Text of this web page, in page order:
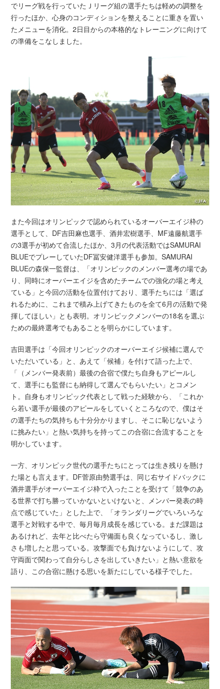
でリーグ戦を行っていたＪリーグ組の選手たちは軽めの調整を
行ったほか、心身のコンディションを整えることに重きを置い
たメニューを消化。2日目からの本格的なトレーニングに向けて
の準備をこなしました。
また今回はオリンピックで認められているオーバーエイジ枠の
選手として、DF吉田麻也選手、酒井宏樹選手、MF遠藤航選手
の3選手が初めて合流したほか、3月の代表活動ではSAMURAI
BLUEでプレーしていたDF冨安健洋選手も参加。SAMURAI
BLUEの森保一監督は、「オリンピックのメンバー選考の場であ
り、同時にオーバーエイジを含めたチームでの強化の場と考え
ている」と今回の活動を位置付けており、選手たちには「選ば
れるために、これまで積み上げてきたものを全て6月の活動で発
揮してほしい」とも表明。オリンピックメンバーの18名を選ぶ
ための最終選考でもあることを明らかにしています。
吉田選手は「今回オリンピックのオーバーエイジ候補に選んで
いただいている」と、あえて「候補」を付けて語った上で、
「（メンバー発表前）最後の合宿で僕たち自身もアピールし
て、選手にも監督にも納得して選んでもらいたい」とコメン
ト。自身もオリンピック代表として戦った経験から、「これか
ら若い選手が最後のアピールをしていくところなので、僕はそ
の選手たちの気持ちも十分分かりますし、そこに恥じないよう
に挑みたい」と熱い気持ちを持ってこの合宿に合流することを
明かしています。
一方、オリンピック世代の選手たちにとっては生き残りを懸け
た場とも言えます。DF菅原由勢選手は、同じ右サイドバックに
酒井選手がオーバーエイジ枠で入ったことを受けて「競争のあ
る世界で打ち勝っていかないといけないと、メンバー発表の時
点で感じていた」とした上で、「オランダリーグでいろいろな
選手と対戦する中で、毎月毎月成長を感じている。まだ課題は
あるけれど、去年と比べたら守備面も良くなっているし、激し
さも増したと思っている。攻撃面でも負けないようにして、攻
守両面で関わって自分らしさを出していきたい」と熱い意欲を
語り、この合宿に懸ける思いを新たにしている様子でした。